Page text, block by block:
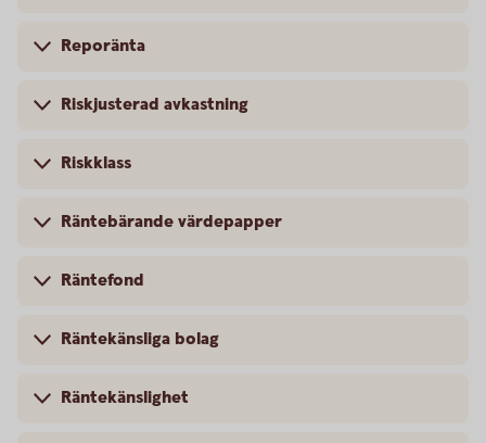
Reporänta
Riskjusterad avkastning
Riskklass
Räntebärande värdepapper
Räntefond
Räntekänsliga bolag
Räntekänslighet